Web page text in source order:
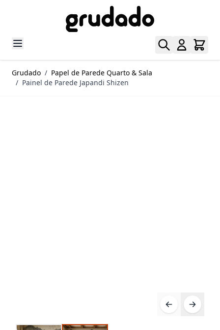
Grudado / Papel de Parede Quarto & Sala
/ Painel de Parede Japandi Shizen